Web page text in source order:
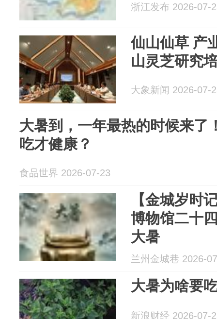
浙江发布 2026-07-
仙山仙草
山灵芝研究
大象新闻 2026-07-
大暑到，一年最热的时候来了
吃才健康？
食品世界 2026-07-23
【金城岁时
博物馆二十
大暑
兰州金城巷 2026-
大暑为啥要
新浪财经 2026-07-